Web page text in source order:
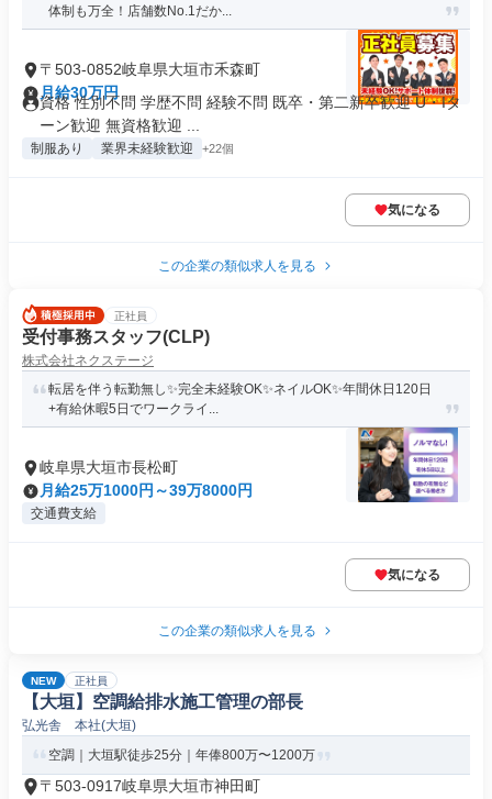
体制も万全！店舗数No.1だか...
〒503-0852岐阜県大垣市禾森町
月給30万円
資格 性別不問 学歴不問 経験不問 既卒・第二新卒歓迎 U・Iタ
ーン歓迎 無資格歓迎 ...
制服あり 業界未経験歓迎 +22個
気になる
この企業の類似求人を見る
正社員
受付事務スタッフ(CLP)
株式会社ネクステージ
転居を伴う転勤無し✨完全未経験OK✨ネイルOK✨年間休日120日
+有給休暇5日でワークライ...
岐阜県大垣市長松町
月給25万1000円～39万8000円
交通費支給
気になる
この企業の類似求人を見る
NEW 正社員
【大垣】空調給排水施工管理の部長
弘光舎 本社(大垣)
空調｜大垣駅徒歩25分｜年俸800万〜1200万
〒503-0917岐阜県大垣市神田町